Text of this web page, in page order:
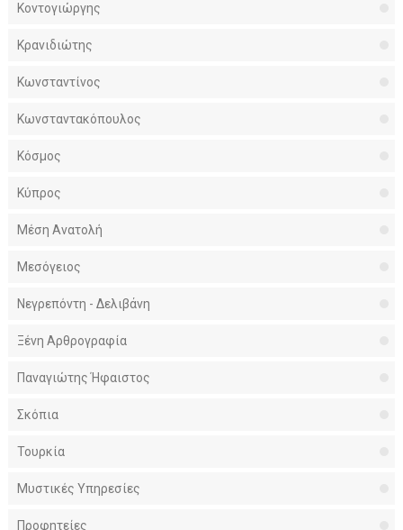
Κοντογιώργης
Κρανιδιώτης
Κωνσταντίνος
Κωνσταντακόπουλος
Κόσμος
Κύπρος
Μέση Ανατολή
Μεσόγειος
Νεγρεπόντη - Δελιβάνη
Ξένη Αρθρογραφία
Παναγιώτης Ήφαιστος
Σκόπια
Τουρκία
Μυστικές Υπηρεσίες
Προφητείες